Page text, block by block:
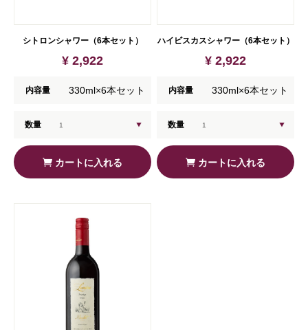
シトロンシャワー（6本セット）
¥ 2,922
内容量 330ml×6本セット
数量
カートに入れる
ハイビスカスシャワー（6本セット）
¥ 2,922
内容量 330ml×6本セット
数量
カートに入れる